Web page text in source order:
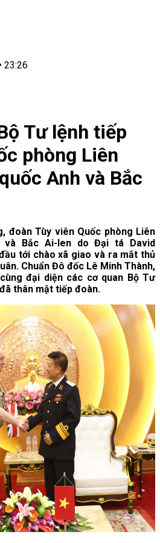
23:26
Tư lệnh tiếp
phòng Liên
Anh và Bắc
đoàn Tùy viên Quốc phòng Liên
và Bắc Ai-len do Đại tá David
tới chào xã giao và ra mắt thủ
Chuẩn Đô đốc Lê Minh Thành,
đại diện các cơ quan Bộ Tư
thân mật tiếp đoàn.